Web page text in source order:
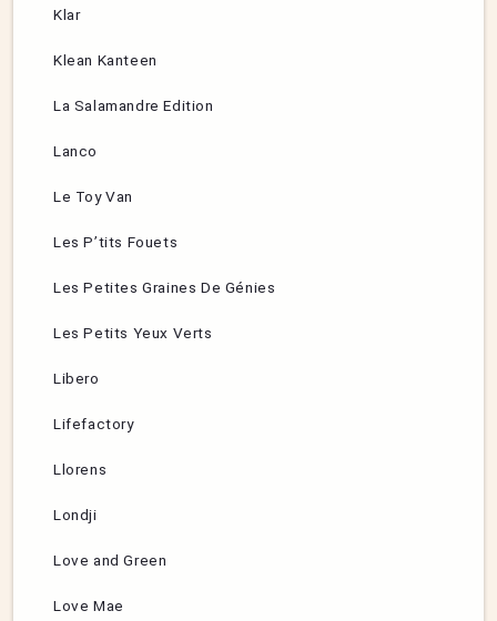
Klar
Klean Kanteen
La Salamandre Edition
Lanco
Le Toy Van
Les P’tits Fouets
Les Petites Graines De Génies
Les Petits Yeux Verts
Libero
Lifefactory
Llorens
Londji
Love and Green
Love Mae